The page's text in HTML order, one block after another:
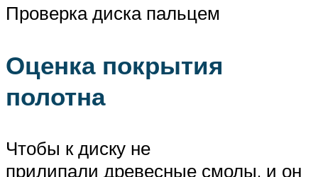
Проверка диска пальцем
Оценка покрытия
полотна
Чтобы к диску не
прилипали древесные смолы, и он